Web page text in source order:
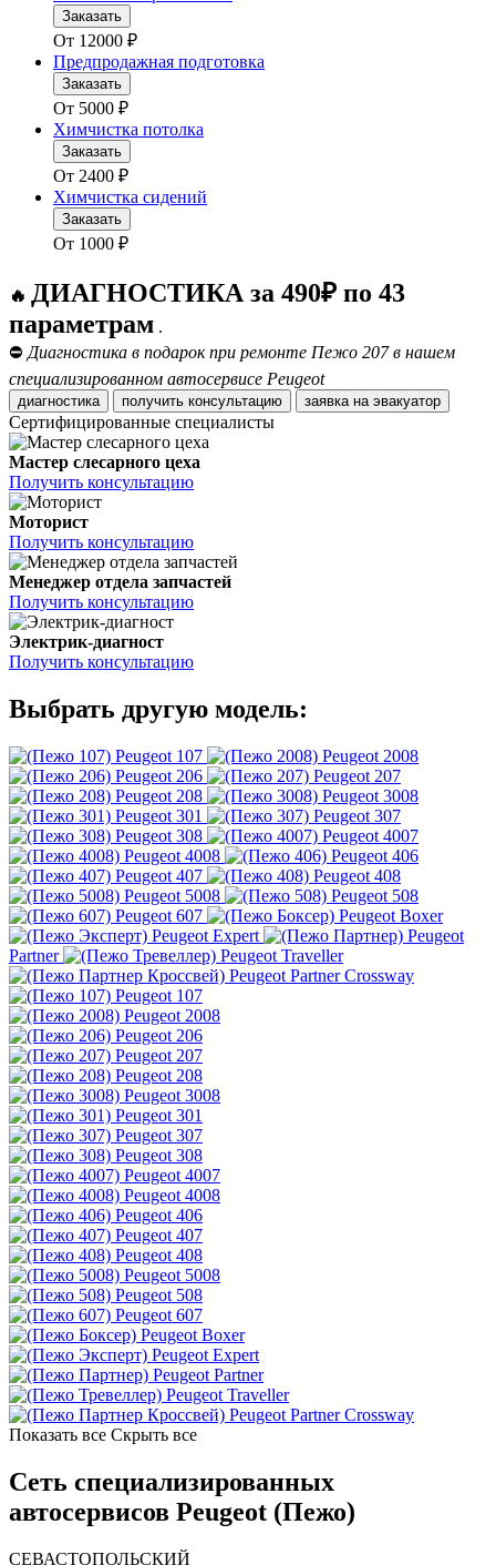
Заказать
От 12000 ₽
Предпродажная подготовка
Заказать
От 5000 ₽
Химчистка потолка
Заказать
От 2400 ₽
Химчистка сидений
Заказать
От 1000 ₽
🔥 ДИАГНОСТИКА за 490₽ по 43
параметрам .
⛔ Диагностика в подарок при ремонте Пежо 207 в нашем
специализированном автосервисе Peugeot
диагностика получить консультацию заявка на эвакуатор
Сертифицированные специалисты
Мастер слесарного цеха
Получить консультацию
Моторист
Получить консультацию
Менеджер отдела запчастей
Получить консультацию
Электрик-диагност
Получить консультацию
Выбрать другую модель:
Peugeot 107
Peugeot 2008
Peugeot 206
Peugeot 207
Peugeot 208
Peugeot 3008
Peugeot 301
Peugeot 307
Peugeot 308
Peugeot 4007
Peugeot 4008
Peugeot 406
Peugeot 407
Peugeot 408
Peugeot 5008
Peugeot 508
Peugeot 607
Peugeot Boxer
Peugeot Expert
Peugeot
Partner
Peugeot Traveller
Peugeot Partner Crossway
Peugeot 107
Peugeot 2008
Peugeot 206
Peugeot 207
Peugeot 208
Peugeot 3008
Peugeot 301
Peugeot 307
Peugeot 308
Peugeot 4007
Peugeot 4008
Peugeot 406
Peugeot 407
Peugeot 408
Peugeot 5008
Peugeot 508
Peugeot 607
Peugeot Boxer
Peugeot Expert
Peugeot Partner
Peugeot Traveller
Peugeot Partner Crossway
Показать все Скрыть все
Сеть специализированных
автосервисов Peugeot (Пежо)
СЕВАСТОПОЛЬСКИЙ